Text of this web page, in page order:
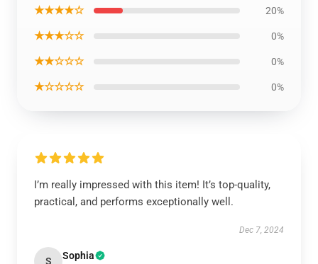
★★★★☆ 20%
★★★☆☆ 0%
★★☆☆☆ 0%
★☆☆☆☆ 0%
I’m really impressed with this item! It’s top-quality,
practical, and performs exceptionally well.
Dec 7, 2024
S Sophia